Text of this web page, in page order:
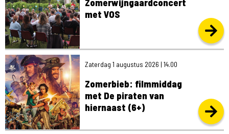
Zomerwijngaardconcert
met VOS
Zaterdag 1 augustus 2026 | 14.00
Zomerbieb: filmmiddag
met De piraten van
hiernaast (6+)